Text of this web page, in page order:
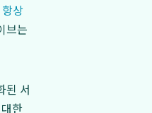
상
브는
된 서
한